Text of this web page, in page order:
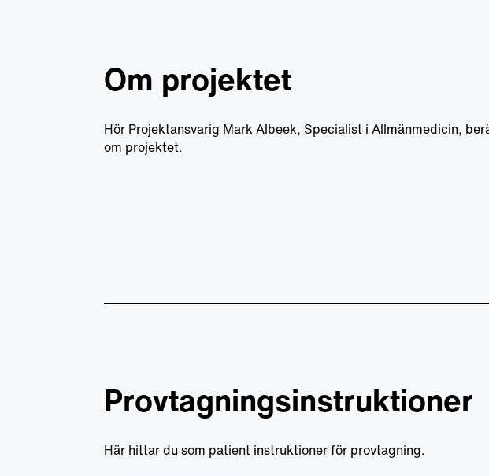
Om projektet
Hör Projektansvarig Mark Albeek, Specialist i Allmänmedicin,
om projektet.
Provtagningsinstruktioner
Här hittar du som patient instruktioner för provtagning.